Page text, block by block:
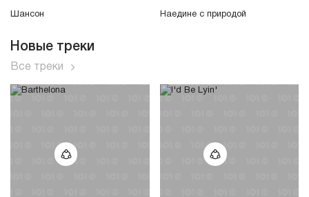
Шансон Наедине с природой
Новые треки
Все треки